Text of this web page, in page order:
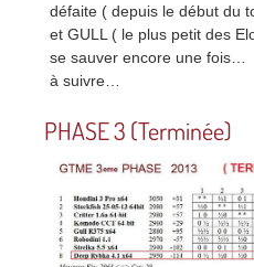
défaite ( depuis le début du
et GULL ( le plus petit des
se sauver encore une fois…
à suivre…
PHASE 3 (Terminée)